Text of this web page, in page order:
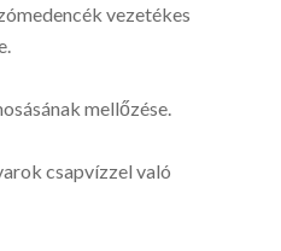
vezetékes
mellőzése.
csapvízzel való